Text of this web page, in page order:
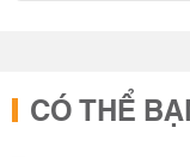
CÓ THỂ